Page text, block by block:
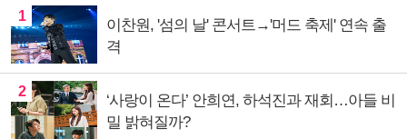
1
이찬원, '섬의 날' 콘서트→'머드 축제' 연속 출
격
2
‘사랑이 온다’ 안희연, 하석진과 재회…아들 비
밀 밝혀질까?